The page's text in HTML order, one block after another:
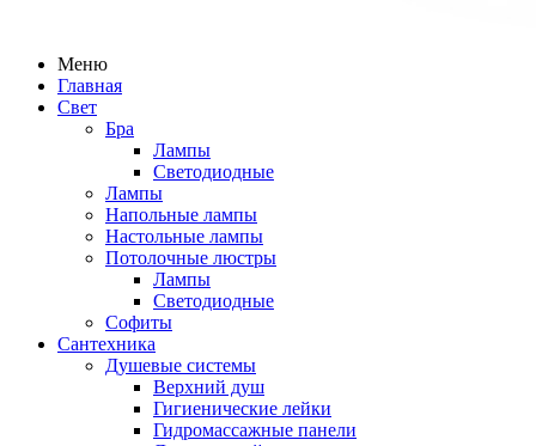
Меню
Главная
Свет
Бра
Лампы
Светодиодные
Лампы
Напольные лампы
Настольные лампы
Потолочные люстры
Лампы
Светодиодные
Софиты
Сантехника
Душевые системы
Верхний душ
Гигиенические лейки
Гидромассажные панели